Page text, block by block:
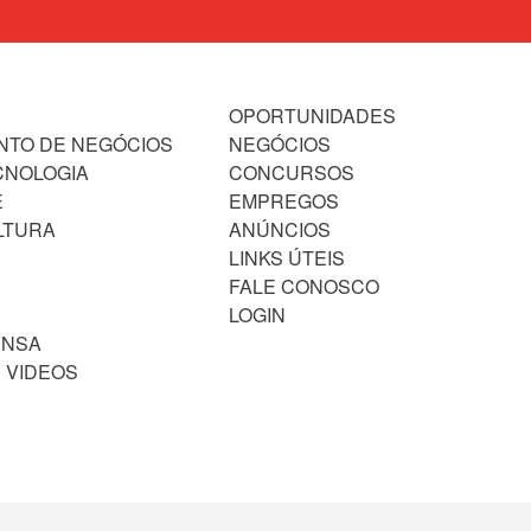
DE NEGÓCIOS
OPORTUNIDADES
NEGÓCIOS
CONCURSOS
EMPREGOS
ANÚNCIOS
LINKS ÚTEIS
FALE CONOSCO
LOGIN